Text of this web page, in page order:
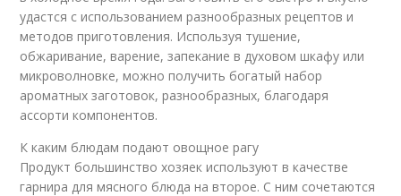
удастся с использованием разнообразных рецептов и
методов приготовления. Используя тушение,
обжаривание, варение, запекание в духовом шкафу или
микроволновке, можно получить богатый набор
ароматных заготовок, разнообразных, благодаря
ассорти компонентов.
К каким блюдам подают овощное рагу
Продукт большинство хозяек используют в качестве
гарнира для мясного блюда на второе. С ним сочетаются